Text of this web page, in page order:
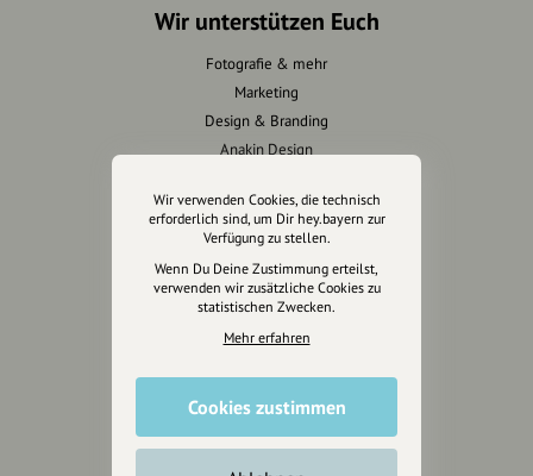
Wir unterstützen Euch
Fotografie & mehr
Marketing
Design & Branding
Anakin Design
Unterstütze
unsere Plattform
hey.bayern ist ein Projekt von
für alle, die uns besuchen
wollen.
Wir verwenden Cookies, die technisch
erforderlich sind, um Dir hey.bayern zur
Verfügung zu stellen.
Wenn Du Deine Zustimmung erteilst,
verwenden wir zusätzliche Cookies zu
statistischen Zwecken.
Mehr erfahren
Cookies zustimmen